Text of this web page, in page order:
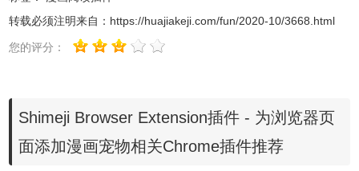
3、插件安装后会出现在浏览器右上方的插件栏中。
转载必须注明来自： https://huajiakeji.com/fun/2020-10/3668.html
您的评分：
Shimeji Browser Extension插件 - 为浏览器页
面添加漫画宠物相关Chrome插件推荐